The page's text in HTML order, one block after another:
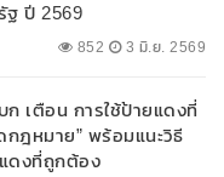
ฐ ปี 2569
852 3 มิ.ย. 2569
เตือน การใช้ป้ายแดงที่
กฎหมาย” พร้อมแนะวิธี
ดงที่ถูกต้อง